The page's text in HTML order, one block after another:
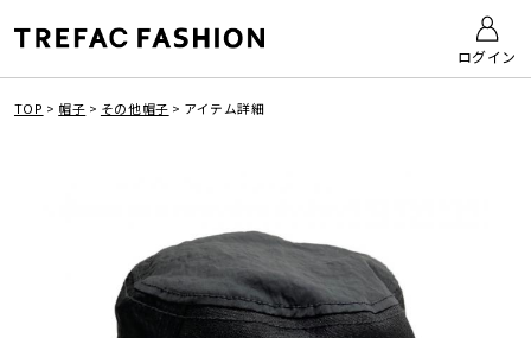
ログイン
TOP > 帽子 > その他帽子 > アイテム詳細